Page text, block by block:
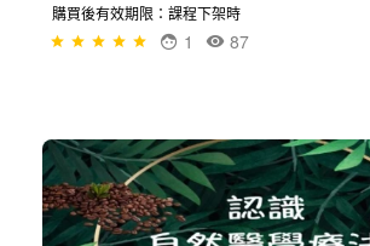
購買後有效期限：課程下架時
87
1